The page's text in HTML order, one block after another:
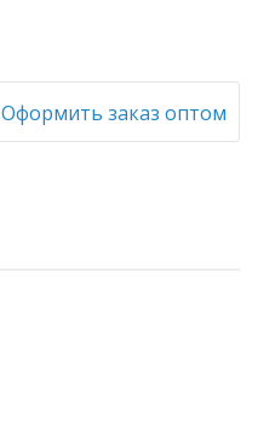
Оформить заказ оптом